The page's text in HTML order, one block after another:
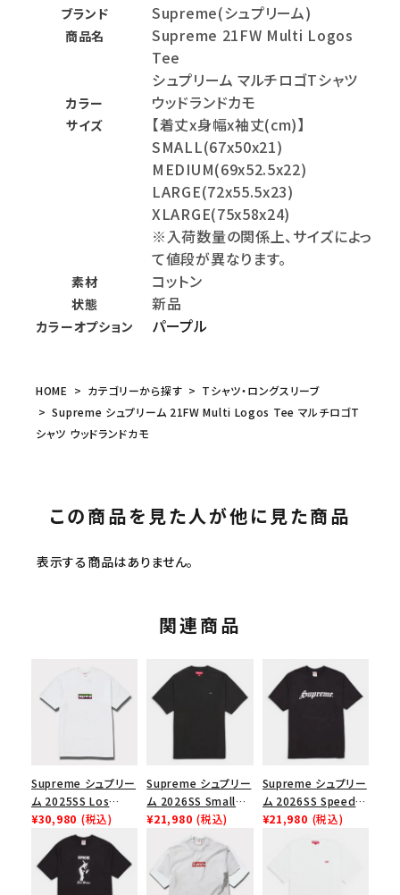
ブランド Supreme(シュプリーム)
商品名
Supreme 21FW Multi Logos
Tee
シュプリーム マルチロゴTシャツ
カラー ウッドランドカモ
サイズ
【着丈x身幅x袖丈(cm)】
SMALL(67x50x21)
MEDIUM(69x52.5x22)
LARGE(72x55.5x23)
XLARGE(75x58x24)
※入荷数量の関係上、サイズによっ
て値段が異なります。
素材 コットン
状態 新品
カラーオプション パープル
HOME カテゴリーから探す
Tシャツ・ロングスリーブ
Supreme シュプリーム 21FW Multi Logos Tee マルチロゴT
シャツ ウッドランドカモ
この商品を見た人が他に見た商品
表示する商品はありません。
関連商品
Supreme シュプリー
ム 2025SS Los
Angeles Fire Relief
Box Logo Tee ファ
イヤーリリーフボック
スロゴTシャツ ホワ
¥30,980 (税込)
Supreme シュプリー
ム 2026SS Small
Box Tee スモールボ
ックスTシャツ ブラッ
¥21,980 (税込)
Supreme シュプリー
ム 2026SS Speed
Tee スピードTシャツ
¥21,980 (税込)